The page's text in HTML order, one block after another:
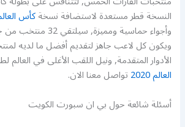
النسخة قطر مستعدة لاستضافة نسخةكأس العالم
وأجواء حماسية ومميزة,
ويكون كل لاعب جاهز لتقديم أفضل ما لديه
الأدوار المتقدمة, ونيل اللقب الأغلى في العالم
العالم 2020
تواصل معنا الان.
أسئلة شائعة حول بي ان سبورت الكويت